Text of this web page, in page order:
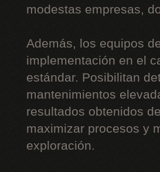
modestas empresas,
Además, los equipos
implementación en el
estándar. Posibilitan
mantenimientos
resultados obtenidos
maximizar procesos y
exploración.